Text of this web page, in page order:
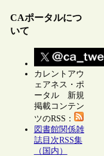
CAポータルにつ
いて
カレントアウ
ェアネス・ポ
ータル 新規
掲載コンテン
ツのRSS：
図書館関係雑
誌目次RSS集
（国内）